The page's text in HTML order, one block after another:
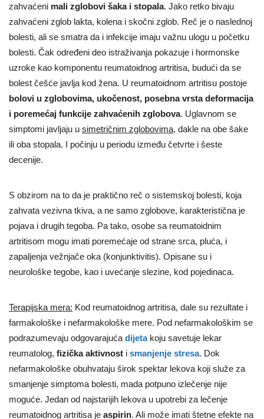
zahvaćeni mali zglobovi šaka i stopala. Jako retko bivaju
zahvaćeni zglob lakta, kolena i skočni zglob. Reč je o naslednoj
bolesti, ali se smatra da i infekcije imaju važnu ulogu u početku
bolesti. Čak određeni deo istraživanja pokazuje i hormonske
uzroke kao komponentu reumatoidnog artritisa, budući da se
bolest češće javlja kod žena. U reumatoidnom artritisu postoje
bolovi u zglobovima, ukočenost, posebna vrsta deformacija
i poremećaj funkcije zahvaćenih zglobova. Uglavnom se
simptomi javljaju u simetričnim zglobovima, dakle na obe šake
ili oba stopala. I počinju u periodu između četvrte i šeste
decenije.
S obzirom na to da je praktično reč o sistemskoj bolesti, koja
zahvata vezivna tkiva, a ne samo zglobove, karakteristična je
pojava i drugih tegoba. Pa tako, osobe sa reumatoidnim
artritisom mogu imati poremećaje od strane srca, pluća, i
zapaljenja vežnjače oka (konjunktivitis). Opisane su i
neurološke tegobe, kao i uvećanje slezine, kod pojedinaca.
Terapijska mera: Kod reumatoidnog artritisa, dale su rezultate i
farmakološke i nefarmakološke mere. Pod nefarmakološkim se
podrazumevaju odgovarajuća dijeta koju savetuje lekar
reumatolog, fizička aktivnost i smanjenje stresa. Dok
nefarmakološke obuhvataju širok spektar lekova koji služe za
smanjenje simptoma bolesti, mada potpuno izlečenje nije
moguće. Jedan od najstarijih lekova u upotrebi za lečenje
reumatoidnog artritisa je aspirin. Ali može imati štetne efekte na